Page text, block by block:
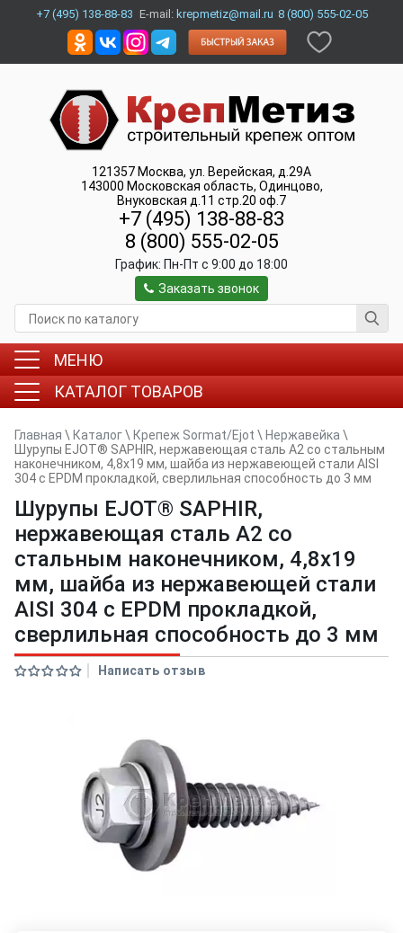
+7 (495) 138-88-83 E-mail: krepmetiz@mail.ru 8 (800) 555-02-05
121357 Москва, ул. Верейская, д.29А
143000 Московская область, Одинцово,
Внуковская д.11 стр.20 оф.7
+7 (495) 138-88-83
8 (800) 555-02-05
График: Пн-Пт c 9:00 до 18:00
Заказать звонок
МЕНЮ
КАТАЛОГ ТОВАРОВ
Главная \ Каталог\ Крепеж Sormat/Ejot \ Нержавейка \
Шурупы EJOT® SAPHIR, нержавеющая сталь А2 со стальным
наконечником, 4,8x19 мм, шайба из нержавеющей стали AISI
304 с EPDM прокладкой, сверлильная способность до 3 мм
Шурупы EJOT® SAPHIR,
нержавеющая сталь А2 со
стальным наконечником, 4,8x19
мм, шайба из нержавеющей стали
AISI 304 с EPDM прокладкой,
сверлильная способность до 3 мм
Написать отзыв